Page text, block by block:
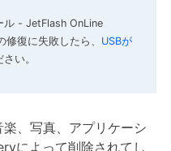
ル - JetFlash OnLine
復に失敗したら、 USBが
い。
、写真、アプリケーシ
によって削除されてし